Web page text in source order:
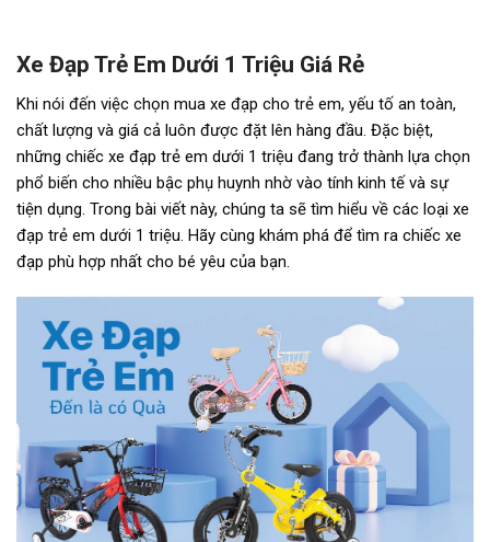
Xe Đạp Trẻ Em Dưới 1 Triệu Giá Rẻ
Khi nói đến việc chọn mua xe đạp cho trẻ em, yếu tố an toàn,
chất lượng và giá cả luôn được đặt lên hàng đầu. Đặc biệt,
những chiếc xe đạp trẻ em dưới 1 triệu đang trở thành lựa chọn
phổ biến cho nhiều bậc phụ huynh nhờ vào tính kinh tế và sự
tiện dụng. Trong bài viết này, chúng ta sẽ tìm hiểu về các loại xe
đạp trẻ em dưới 1 triệu. Hãy cùng khám phá để tìm ra chiếc xe
đạp phù hợp nhất cho bé yêu của bạn.